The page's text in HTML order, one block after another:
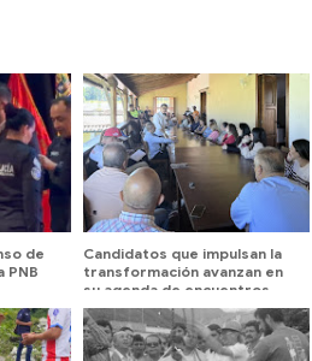
de
PNB
Candidatos que impulsan la
transformación avanzan en
su agenda de encuentros
universitarios